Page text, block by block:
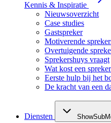
Kennis & Inspiratie
Nieuwsoverzicht
Case studies
Gastspreker
Motiverende
Overtuigende
Sprekershuys vraagt
Wat kost een
Eerste hulp bij het
De kracht van een
Diensten